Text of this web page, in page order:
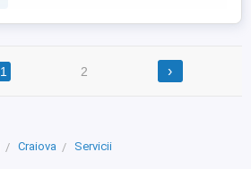
1 2 ›
Craiova
Servicii